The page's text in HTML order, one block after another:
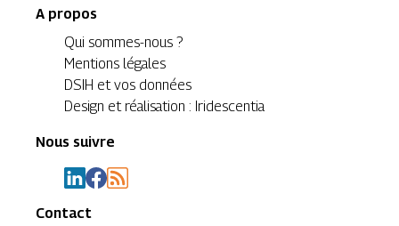
A propos
Qui sommes-nous ?
Mentions légales
DSIH et vos données
Design et réalisation : Iridescentia
Nous suivre
Contact